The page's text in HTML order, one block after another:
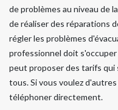
de problèmes au niveau de
de réaliser des réparations
régler les problèmes
professionnel doit
peut proposer des tarifs
tous. Si vous voulez
téléphoner directement.